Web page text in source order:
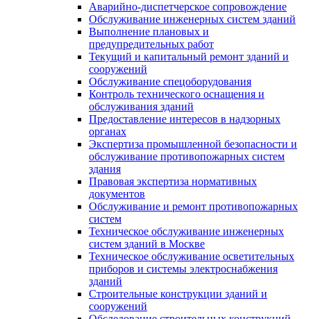
Аварийно-диспетчерское сопровождение
Обслуживание инженерных систем зданий
Выполнение плановых и
предупредительных работ
Текущий и капитальный ремонт зданий и
сооружений
Обслуживание спецоборудования
Контроль технического оснащения и
обслуживания зданий
Предоставление интересов в надзорных
органах
Экспертиза промышленной безопасности и
обслуживание противопожарных систем
здания
Правовая экспертиза нормативных
документов
Обслуживание и ремонт противопожарных
систем
Техническое обслуживание инженерных
систем зданий в Москве
Техническое обслуживание осветительных
приборов и системы электроснабжения
зданий
Строительные конструкции зданий и
сооружений